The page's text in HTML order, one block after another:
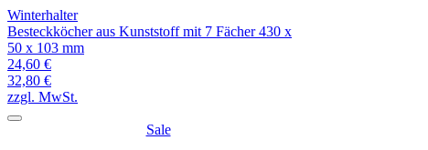
Winterhalter
Besteckköcher aus Kunststoff mit 7 Fächer 430 x
50 x 103 mm
24,60 €
32,80 €
zzgl. MwSt.
Sale